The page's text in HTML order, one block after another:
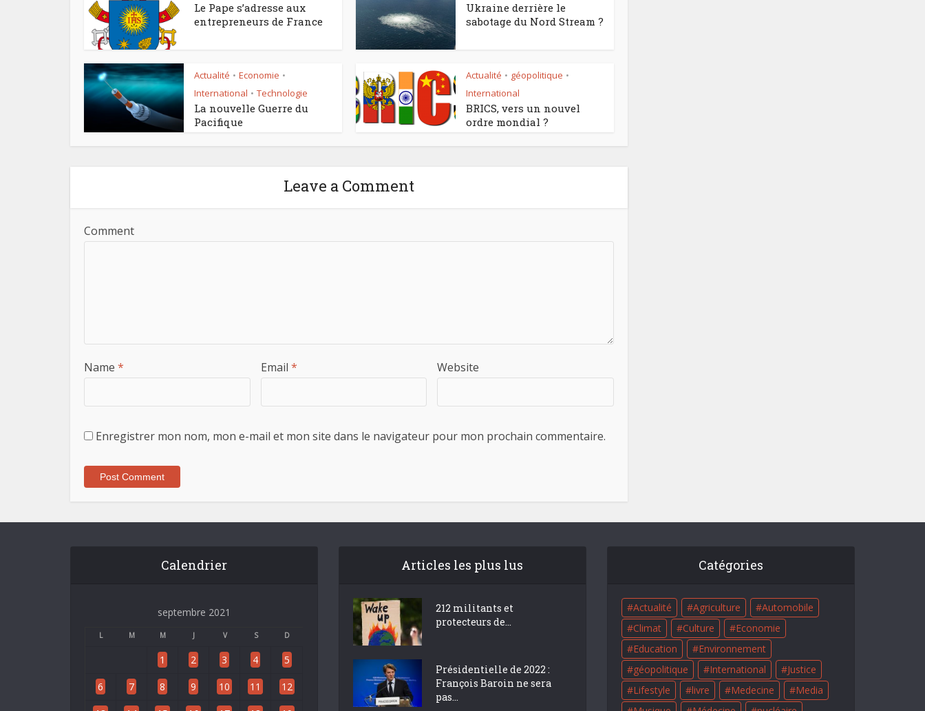
Le Pape s’adresse aux
entrepreneurs de France
Ukraine derrière le
sabotage du Nord Stream ?
Actualité • Economie •
International • Technologie
La nouvelle Guerre du
Pacifique
Actualité • géopolitique •
International
BRICS, vers un nouvel
ordre mondial ?
Leave a Comment
Comment
Name * Email * Website
Enregistrer mon nom, mon e-mail et mon site dans le navigateur pour mon prochain commentaire.
Calendrier
septembre 2021
L M M J V S D
1 2 3 4 5
6 7 8 9 10 11 12
Articles les plus lus
212 militants et
protecteurs de...
Présidentielle de 2022 :
François Baroin ne sera
pas...
Catégories
Actualité Agriculture
Automobile
Climat
Culture
Economie
Education
Environnement
géopolitique
International
Justice
Lifestyle
livre Medecine
Media